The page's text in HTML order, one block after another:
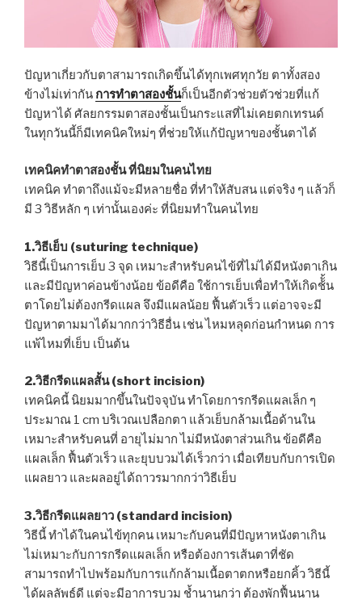
ปัญหาเกี่ยวกับตาสามารถเกิดขึ้นได้ทุกเพศทุกวัย ตาทั้งสอง
ข้างไม่เท่ากัน การทำตาสองชั้นก็เป็นอีกตัวช่วยตัวช่วยที่แก้
ปัญหาได้ ศัลยกรรมตาสองชั้นเป็นกระแสที่ไม่เคยตกเทรนด์
ในทุกวันนี้ก็มีเทคนิคใหม่ๆ ที่ช่วยให้แก้ปัญหาของชั้นตาได้
เทคนิคทำตาสองชั้น ที่นิยมในคนไทย
เทคนิค ทำตาถึงแม้จะมีหลายชื่อ ที่ทำให้สับสน แต่จริง ๆ แล้วก็
มี 3 วิธีหลัก ๆ เท่านั้นเองค่ะ ที่นิยมทำในคนไทย
1.วิธีเย็บ (suturing technique)
วิธีนี้เป็นการเย็บ 3 จุด เหมาะสำหรับคนไข้ที่ไม่ได้มีหนังตาเกิน
และมีปัญหาค่อนข้างน้อย ข้อดีคือ ใช้การเย็บเพื่อทำให้เกิดช้ั้น
ตาโดยไม่ต้องกรีดแผล จึงมีแผลน้อย ฟื้นตัวเร็ว แต่อาจจะมี
ปัญหาตามมาได้มากกว่าวิธีอื่น เช่น ไหมหลุดก่อนกำหนด การ
แพ้ไหมที่เย็บ เป็นต้น
2.วิธีกรีดแผลสั้น (short incision)
เทคนิคนี้ นิยมมากขึ้นในปัจจุบัน ทำโดยการกรีดแผลเล็ก ๆ
ประมาณ 1 cm บริเวณเปลือกตา แล้วเย็บกล้ามเนื้อด้านใน
เหมาะสำหรับคนที่ อายุไม่มาก ไม่มีหนังตาส่วนเกิน ข้อดีคือ
แผลเล็ก ฟื้นตัวเร็ว และยุบบวมได้เร็วกว่า เมื่อเทียบกับการเปิด
แผลยาว และผลอยู่ได้ถาวรมากกว่าวิธีเย็บ
3.วิธีกรีดแผลยาว (standard incision)
วิธีนี้ ทำได้ในคนไข้ทุกคน เหมาะกับคนที่มีปัญหาหนังตาเกิน
ไม่เหมาะกับการกรีดแผลเล็ก หรือต้องการเส้นตาที่ชัด
สามารถทำไปพร้อมกับการแก้กล้ามเนื้อตาตกหรือยกคิ้ว วิธีนี้
ได้ผลลัพธ์ดี แต่จะมีอาการบวม ช้ำนานกว่า ต้องพักฟื้นนาน